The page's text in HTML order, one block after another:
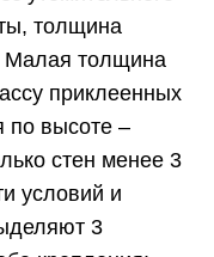
толщина
Малая толщина
приклеенных
по высоте –
стен менее 3
условий и
3